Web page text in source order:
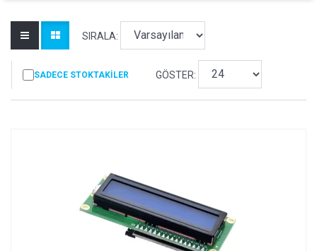
SIRALA:
SADECE STOKTAKILER GÖSTER: